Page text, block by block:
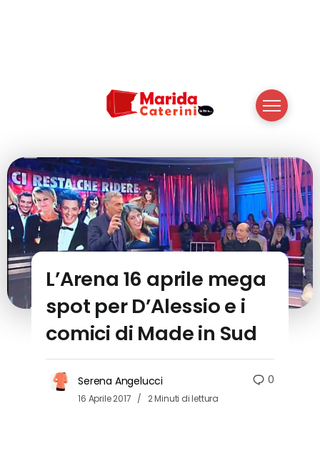
L’Arena 16 aprile mega
spot per D’Alessio e i
comici di Made in Sud
Serena Angelucci
16 Aprile 2017 2 Minuti di lettura
0